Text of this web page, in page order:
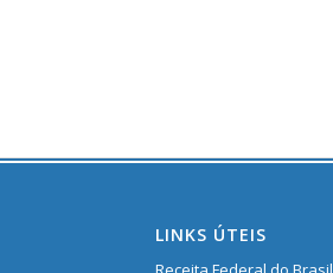
LINKS ÚTEIS